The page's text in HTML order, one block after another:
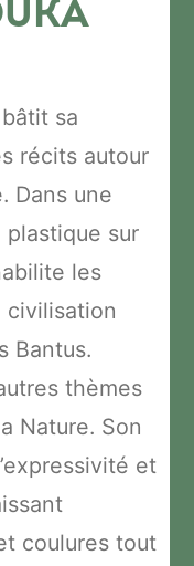
sa
récits autour
Dans une
sur
les
civilisation
Bantus.
thèmes
Nature. Son
et
coulures tout